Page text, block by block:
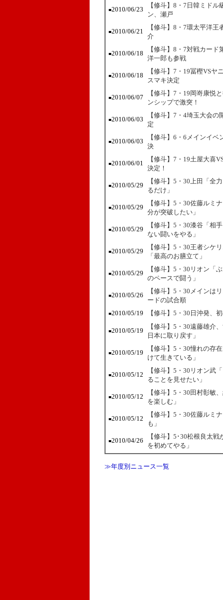
■2010/06/23
【修斗】8・7日韓ミド
ン、瀬戸
■2010/06/21
【修斗】8・7環太平洋
介
■2010/06/18
【修斗】8・7対戦カー
洋一郎も参戦
■2010/06/18
【修斗】7・19冨樫VS
スマキ決定
■2010/06/07
【修斗】7・19岡嵜康悦
ンシップで激突！
■2010/06/03
【修斗】7・4埼玉大会
定
■2010/06/03
【修斗】6・6メインイ
決
■2010/06/01
【修斗】7・19土屋大喜
決定！
■2010/05/29
【修斗】5・30上田「全
るだけ」
■2010/05/29
【修斗】5・30佐藤ルミ
分が突破したい」
■2010/05/29
【修斗】5・30漆谷「相
ない闘いをやる」
■2010/05/29
【修斗】5・30王者シケ
「最高のお膳立て」
■2010/05/29
【修斗】5・30リオン「
のペースで闘う」
■2010/05/26
【修斗】5・30メインは
ードの試合順
■2010/05/19 【修斗】5・30日沖発、
■2010/05/19
【修斗】5・30遠藤雄介
日本に取り戻す」
■2010/05/19
【修斗】5・30憧れの存
けて生きている」
■2010/05/12
【修斗】5・30リオン武
ることを見せたい」
■2010/05/12
【修斗】5・30田村彰敏
を楽しむ」
■2010/05/12
【修斗】5・30佐藤ルミ
も」
■2010/04/26
【修斗】5･30松根良太
を初めてやる」
≫年度別ニュース一覧